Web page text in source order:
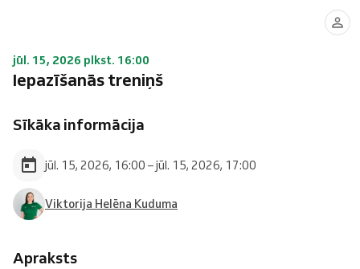
jūl. 15, 2026 plkst. 16:00
Iepazīšanās treniņš
Sīkāka informācija
jūl. 15, 2026, 16:00 – jūl. 15, 2026, 17:00
Viktorija Helēna Kuduma
Apraksts